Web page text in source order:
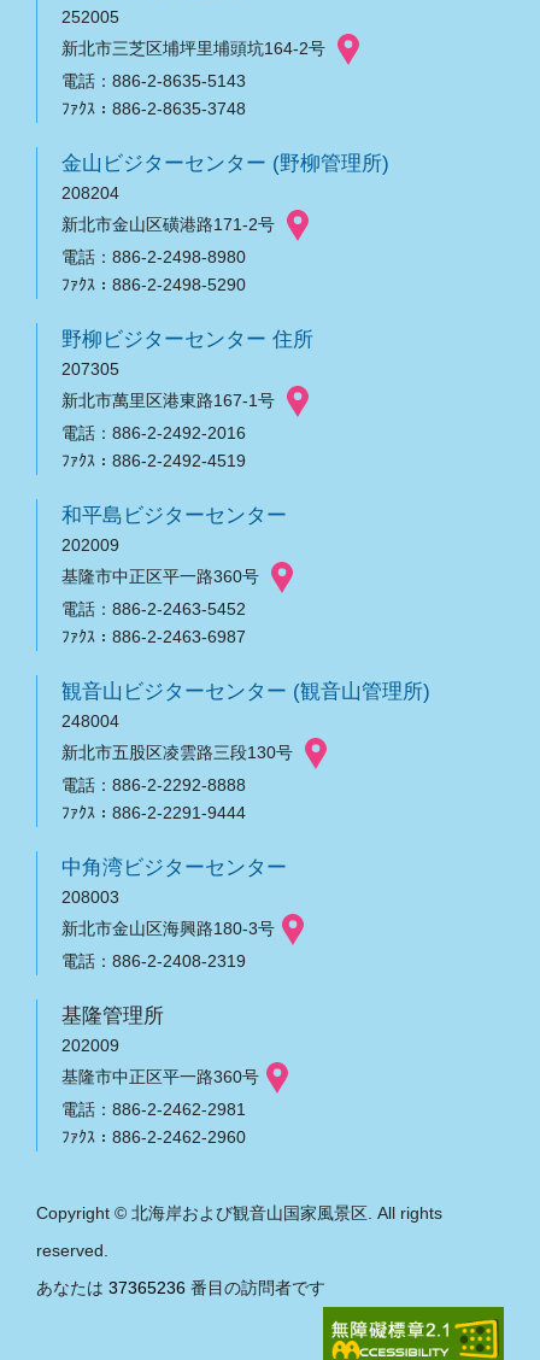
252005
新北市三芝区埔坪里埔頭坑164-2号
電話：886-2-8635-5143
ﾌｧｸｽ：886-2-8635-3748
金山ビジターセンター (野柳管理所)
208204
新北市金山区磺港路171-2号
電話：886-2-2498-8980
ﾌｧｸｽ：886-2-2498-5290
野柳ビジターセンター 住所
207305
新北市萬里区港東路167-1号
電話：886-2-2492-2016
ﾌｧｸｽ：886-2-2492-4519
和平島ビジターセンター
202009
基隆市中正区平一路360号
電話：886-2-2463-5452
ﾌｧｸｽ：886-2-2463-6987
観音山ビジターセンター (観音山管理所)
248004
新北市五股区凌雲路三段130号
電話：886-2-2292-8888
ﾌｧｸｽ：886-2-2291-9444
中角湾ビジターセンター
208003
新北市金山区海興路180-3号
電話：886-2-2408-2319
基隆管理所
202009
基隆市中正区平一路360号
電話：886-2-2462-2981
ﾌｧｸｽ：886-2-2462-2960
Copyright © 北海岸および観音山国家風景区. All rights
reserved.
あなたは 37365236 番目の訪問者です